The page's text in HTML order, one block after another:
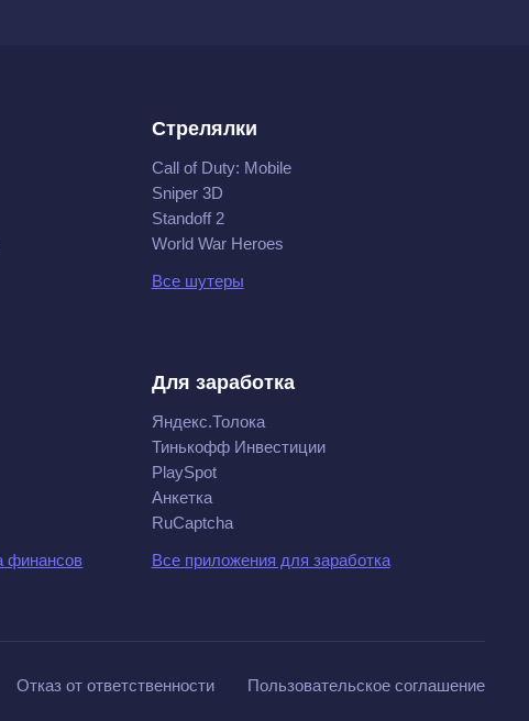
Стрелялки
Call of Duty: Mobile
Sniper 3D
Standoff 2
World War Heroes
Все шутеры
финансов
Для заработка
Яндекс.Толока
Тинькофф Инвестиции
PlaySpot
Анкетка
RuCaptcha
Все приложения для заработка
Отказ от ответственности Пользовательское соглашение